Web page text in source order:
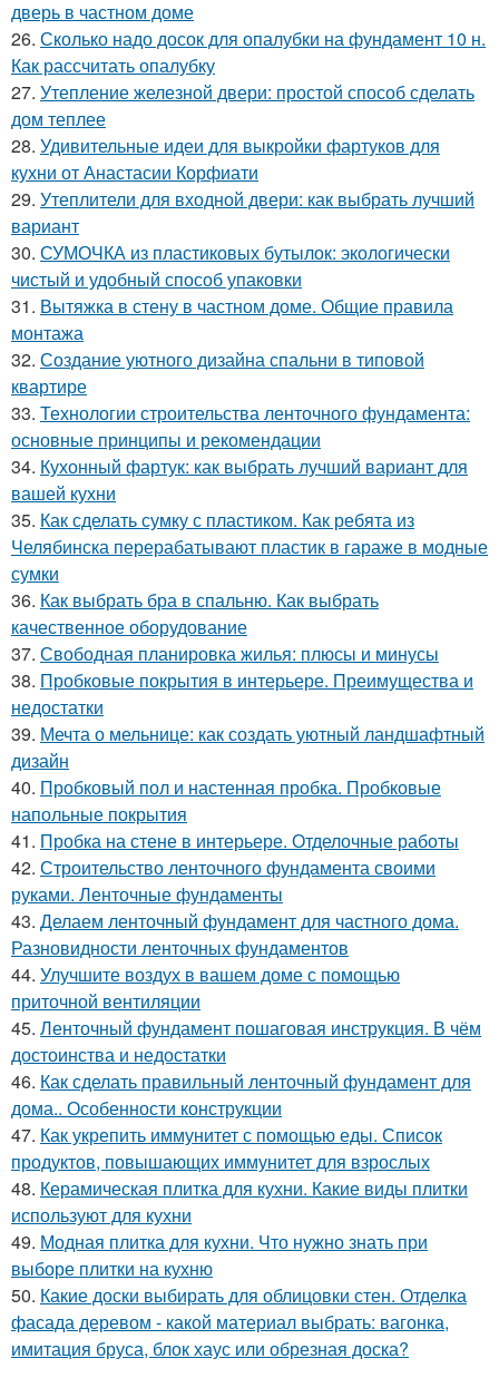
дверь в частном доме
26. Сколько надо досок для опалубки на фундамент 10 н.
Как рассчитать опалубку
27. Утепление железной двери: простой способ сделать
дом теплее
28. Удивительные идеи для выкройки фартуков для
кухни от Анастасии Корфиати
29. Утеплители для входной двери: как выбрать лучший
вариант
30. СУМОЧКА из пластиковых бутылок: экологически
чистый и удобный способ упаковки
31. Вытяжка в стену в частном доме. Общие правила
монтажа
32. Создание уютного дизайна спальни в типовой
квартире
33. Технологии строительства ленточного фундамента:
основные принципы и рекомендации
34. Кухонный фартук: как выбрать лучший вариант для
вашей кухни
35. Как сделать сумку с пластиком. Как ребята из
Челябинска перерабатывают пластик в гараже в модные
сумки
36. Как выбрать бра в спальню. Как выбрать
качественное оборудование
37. Свободная планировка жилья: плюсы и минусы
38. Пробковые покрытия в интерьере. Преимущества и
недостатки
39. Мечта о мельнице: как создать уютный ландшафтный
дизайн
40. Пробковый пол и настенная пробка. Пробковые
напольные покрытия
41. Пробка на стене в интерьере. Отделочные работы
42. Строительство ленточного фундамента своими
руками. Ленточные фундаменты
43. Делаем ленточный фундамент для частного дома.
Разновидности ленточных фундаментов
44. Улучшите воздух в вашем доме с помощью
приточной вентиляции
45. Ленточный фундамент пошаговая инструкция. В чём
достоинства и недостатки
46. Как сделать правильный ленточный фундамент для
дома.. Особенности конструкции
47. Как укрепить иммунитет с помощью еды. Список
продуктов, повышающих иммунитет для взрослых
48. Керамическая плитка для кухни. Какие виды плитки
используют для кухни
49. Модная плитка для кухни. Что нужно знать при
выборе плитки на кухню
50. Какие доски выбирать для облицовки стен. Отделка
фасада деревом - какой материал выбрать: вагонка,
имитация бруса, блок хаус или обрезная доска?